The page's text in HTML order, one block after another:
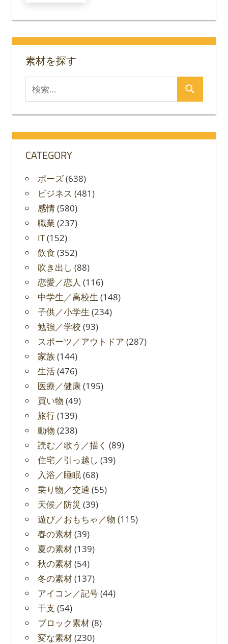
ョ
ン
素材を探す
索
対
検
CATEGORY
ポーズ(638)
ビジネス (481)
感情(580)
職業 (237)
IT(152)
飲食 (352)
吹き出し (88)
恋愛／恋人 (116)
中学生／高校生 (148)
子供／小学生 (234)
勉強／学校 (93)
スポーツ／アウトドア (287)
家族(144)
生活(476)
医療／健康(195)
買い物 (49)
旅行(139)
動物 (238)
読む／歌う／描く (89)
住宅／引っ越し (39)
入浴／睡眠(68)
乗り物／交通 (55)
天候／防災 (39)
遊び／おもちゃ／物 (115)
春の素材(39)
夏の素材(139)
秋の素材(54)
冬の素材(137)
アイコン／記号(44)
干支 (54)
ブロック素材(8)
変な素材(230)